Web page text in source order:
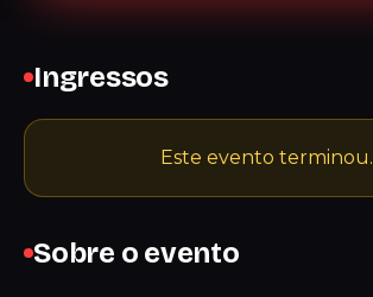
Sobre o evento
Ingressos
Este evento terminou.